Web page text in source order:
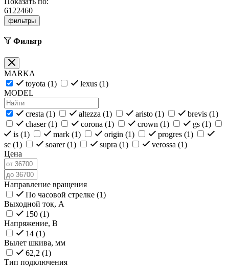
6122460
фильтры
Фильтр
MARKA
toyota (1) lexus (1)
MODEL
cresta (1) altezza (1) aristo (1) brevis (1)
chaser (1) corona (1) crown (1) gs (1)
is (1) mark (1) origin (1) progres (1)
sc (1) soarer (1) supra (1) verossa (1)
Цена
Направление вращения
По часовой стрелке (1)
Выходной ток, А
150 (1)
Напряжение, В
14 (1)
Вылет шкива, мм
62,2 (1)
Тип подключения